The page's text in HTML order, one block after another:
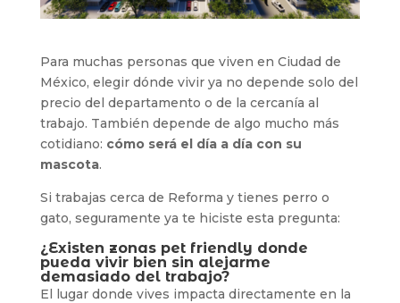
Para muchas personas que viven en Ciudad de
México, elegir dónde vivir ya no depende solo del
precio del departamento o de la cercanía al
trabajo. También depende de algo mucho más
cotidiano: cómo será el día a día con su
mascota.
Si trabajas cerca de Reforma y tienes perro o
gato, seguramente ya te hiciste esta pregunta:
¿Existen zonas pet friendly donde
pueda vivir bien sin alejarme
demasiado del trabajo?
El lugar donde vives impacta directamente en la